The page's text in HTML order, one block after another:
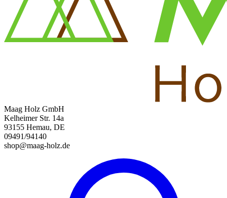
Maag Holz GmbH
Kelheimer Str. 14a
93155 Hemau, DE
09491/94140
shop@maag-holz.de